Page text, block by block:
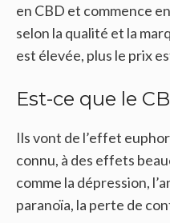
en CBD et commence
selon la qualité et la
est élevée, plus le prix
Est-ce que le
Ils vont de l’effet
connu, à des effets
comme la dépression,
paranoïa, la perte de